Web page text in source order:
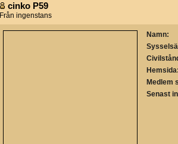
cinko P59
Från ingenstans
Namn:
Medlem
Senast